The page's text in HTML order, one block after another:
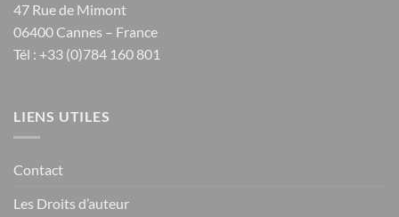
47 Rue de Mimont
06400 Cannes – France
Tél : +33 (0)784 160 801
LIENS UTILES
Contact
Les Droits d’auteur